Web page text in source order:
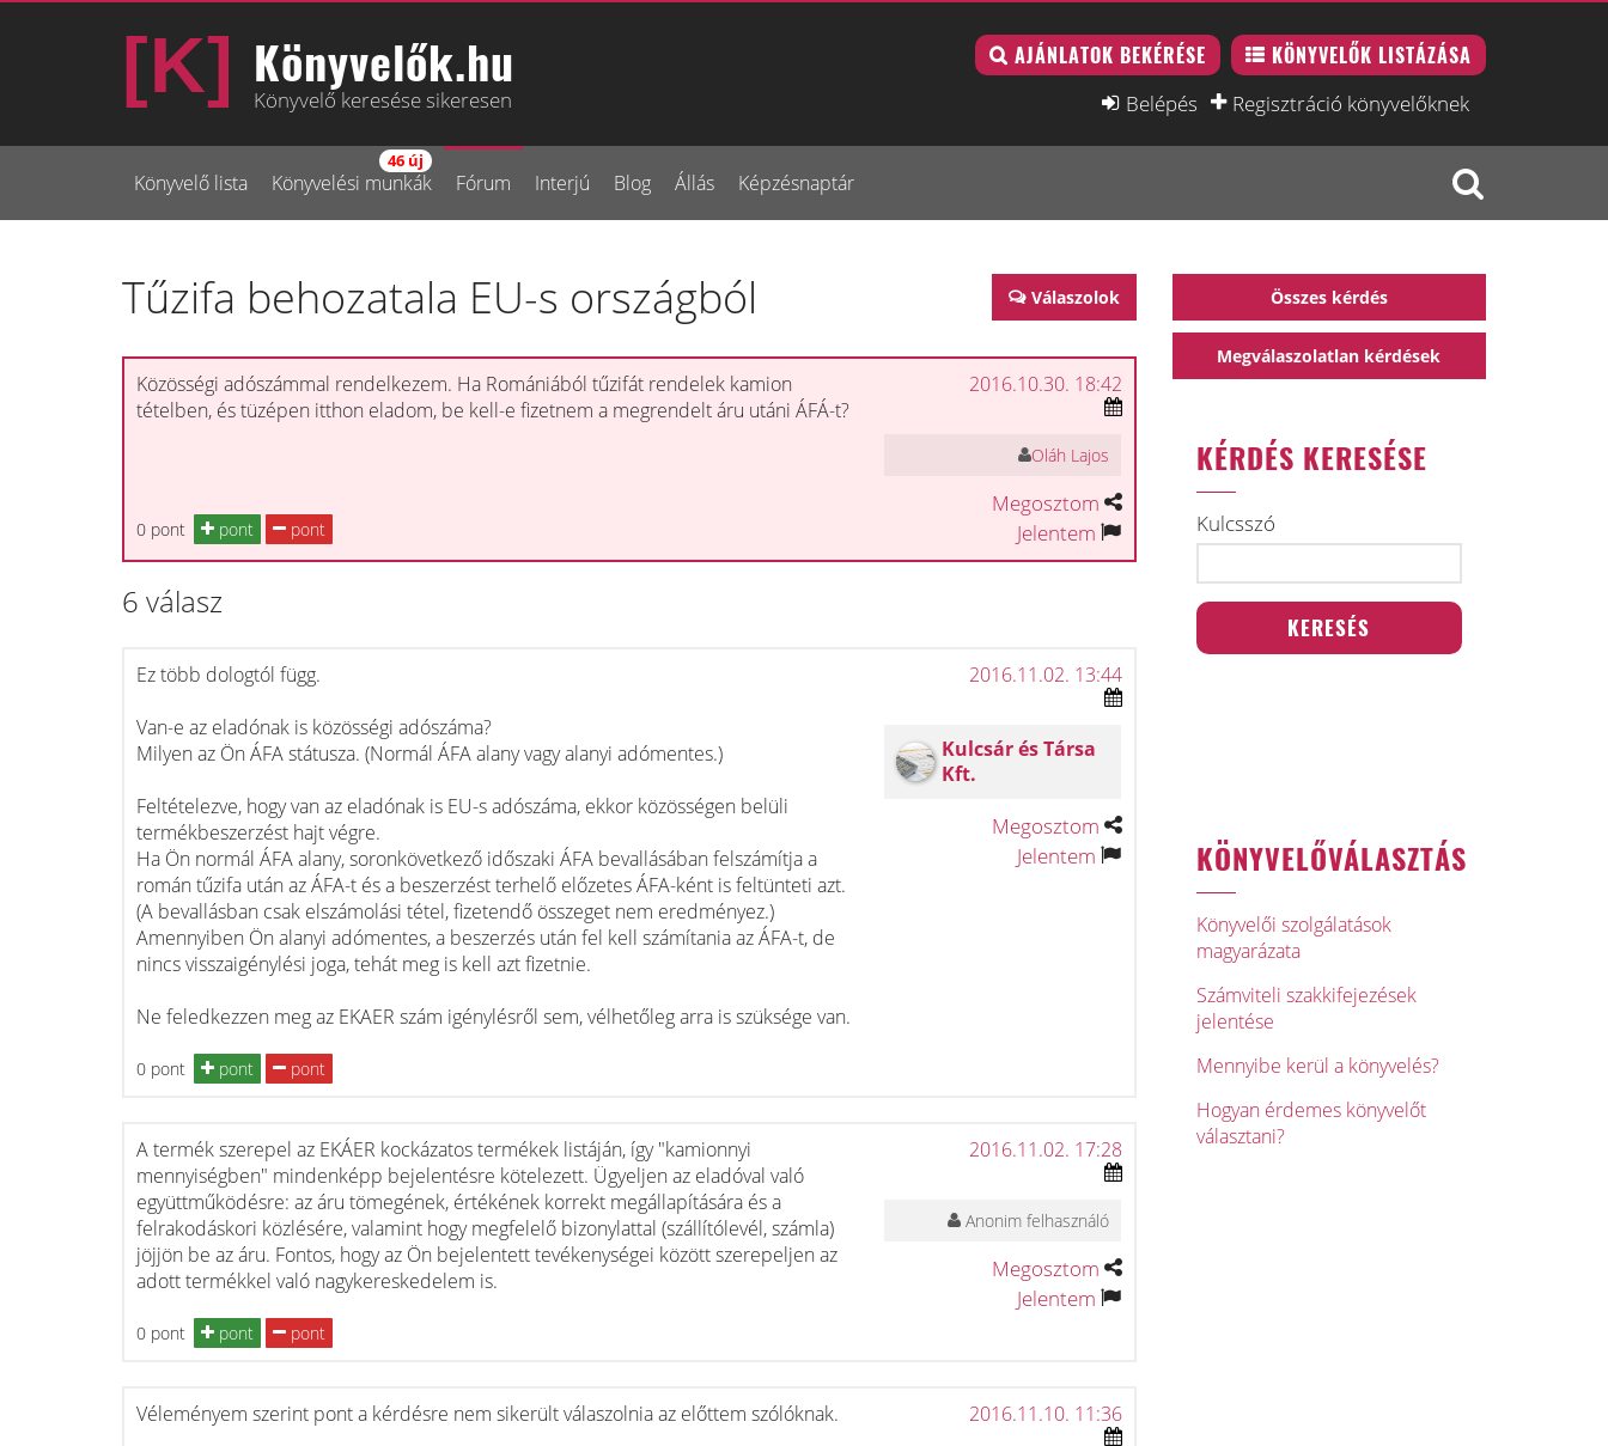
Könyvelők.hu
Könyvelő keresése sikeresen
AJÁNLATOK BEKÉRÉSE KÖNYVELŐK LISTÁZÁSA
Belépés Regisztráció könyvelőknek
Könyvelő lista Könyvelési munkák
46 új
Fórum Interjú Blog Állás Képzésnaptár
Válaszolok
Tűzifa behozatala EU-s országból
Közösségi adószámmal rendelkezem. Ha Romániából tűzifát rendelek kamion
tételben, és tüzépen itthon eladom, be kell-e fizetnem a megrendelt áru utáni ÁFÁ-t?
0 pont pont pont
2016.10.30. 18:42
Oláh Lajos
Megosztom
Jelentem
6 válasz
Ez több dologtól függ.
Van-e az eladónak is közösségi adószáma?
Milyen az Ön ÁFA státusza. (Normál ÁFA alany vagy alanyi adómentes.)
Feltételezve, hogy van az eladónak is EU-s adószáma, ekkor közösségen belüli
termékbeszerzést hajt végre.
Ha Ön normál ÁFA alany, soronkövetkező időszaki ÁFA bevallásában felszámítja a
román tűzifa után az ÁFA-t és a beszerzést terhelő előzetes ÁFA-ként is feltünteti azt.
(A bevallásban csak elszámolási tétel, fizetendő összeget nem eredményez.)
Amennyiben Ön alanyi adómentes, a beszerzés után fel kell számítania az ÁFA-t, de
nincs visszaigénylési joga, tehát meg is kell azt fizetnie.
Ne feledkezzen meg az EKAER szám igénylésről sem, vélhetőleg arra is szüksége van.
0 pont pont pont
2016.11.02. 13:44
Kulcsár és Társa
Kft.
Megosztom
Jelentem
A termék szerepel az EKÁER kockázatos termékek listáján, így "kamionnyi
mennyiségben" mindenképp bejelentésre kötelezett. Ügyeljen az eladóval való
együttműködésre: az áru tömegének, értékének korrekt megállapítására és a
felrakodáskori közlésére, valamint hogy megfelelő bizonylattal (szállítólevél, számla)
jöjjön be az áru. Fontos, hogy az Ön bejelentett tevékenységei között szerepeljen az
adott termékkel való nagykereskedelem is.
0 pont pont pont
2016.11.02. 17:28
Anonim felhasználó
Megosztom
Jelentem
Véleményem szerint pont a kérdésre nem sikerült válaszolnia az előttem szólóknak.
2016.11.10. 11:36
Összes kérdés
Megválaszolatlan kérdések
KÉRDÉS KERESÉSE
Kulcsszó
KÖNYVELŐVÁLASZTÁS
Könyvelői szolgálatások
magyarázata
Számviteli szakkifejezések
jelentése
Mennyibe kerül a könyvelés?
Hogyan érdemes könyvelőt
választani?